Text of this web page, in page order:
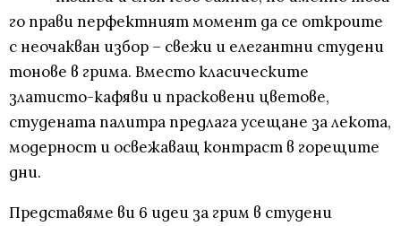
го прави перфектният момент да се откроите
с неочакван избор – свежи и елегантни студени
тонове в грима. Вместо класическите
златисто-кафяви и прасковени цветове,
студената палитра предлага усещане за лекота,
модерност и освежаващ контраст в горещите
дни.
Представяме ви 6 идеи за грим в студени